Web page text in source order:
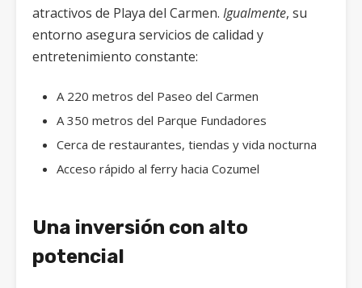
atractivos de Playa del Carmen. Igualmente, su
entorno asegura servicios de calidad y
entretenimiento constante:
A 220 metros del Paseo del Carmen
A 350 metros del Parque Fundadores
Cerca de restaurantes, tiendas y vida nocturna
Acceso rápido al ferry hacia Cozumel
Una inversión con alto
potencial